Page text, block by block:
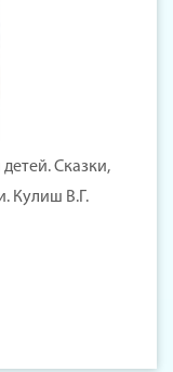
Сказки,
Кулиш В.Г.